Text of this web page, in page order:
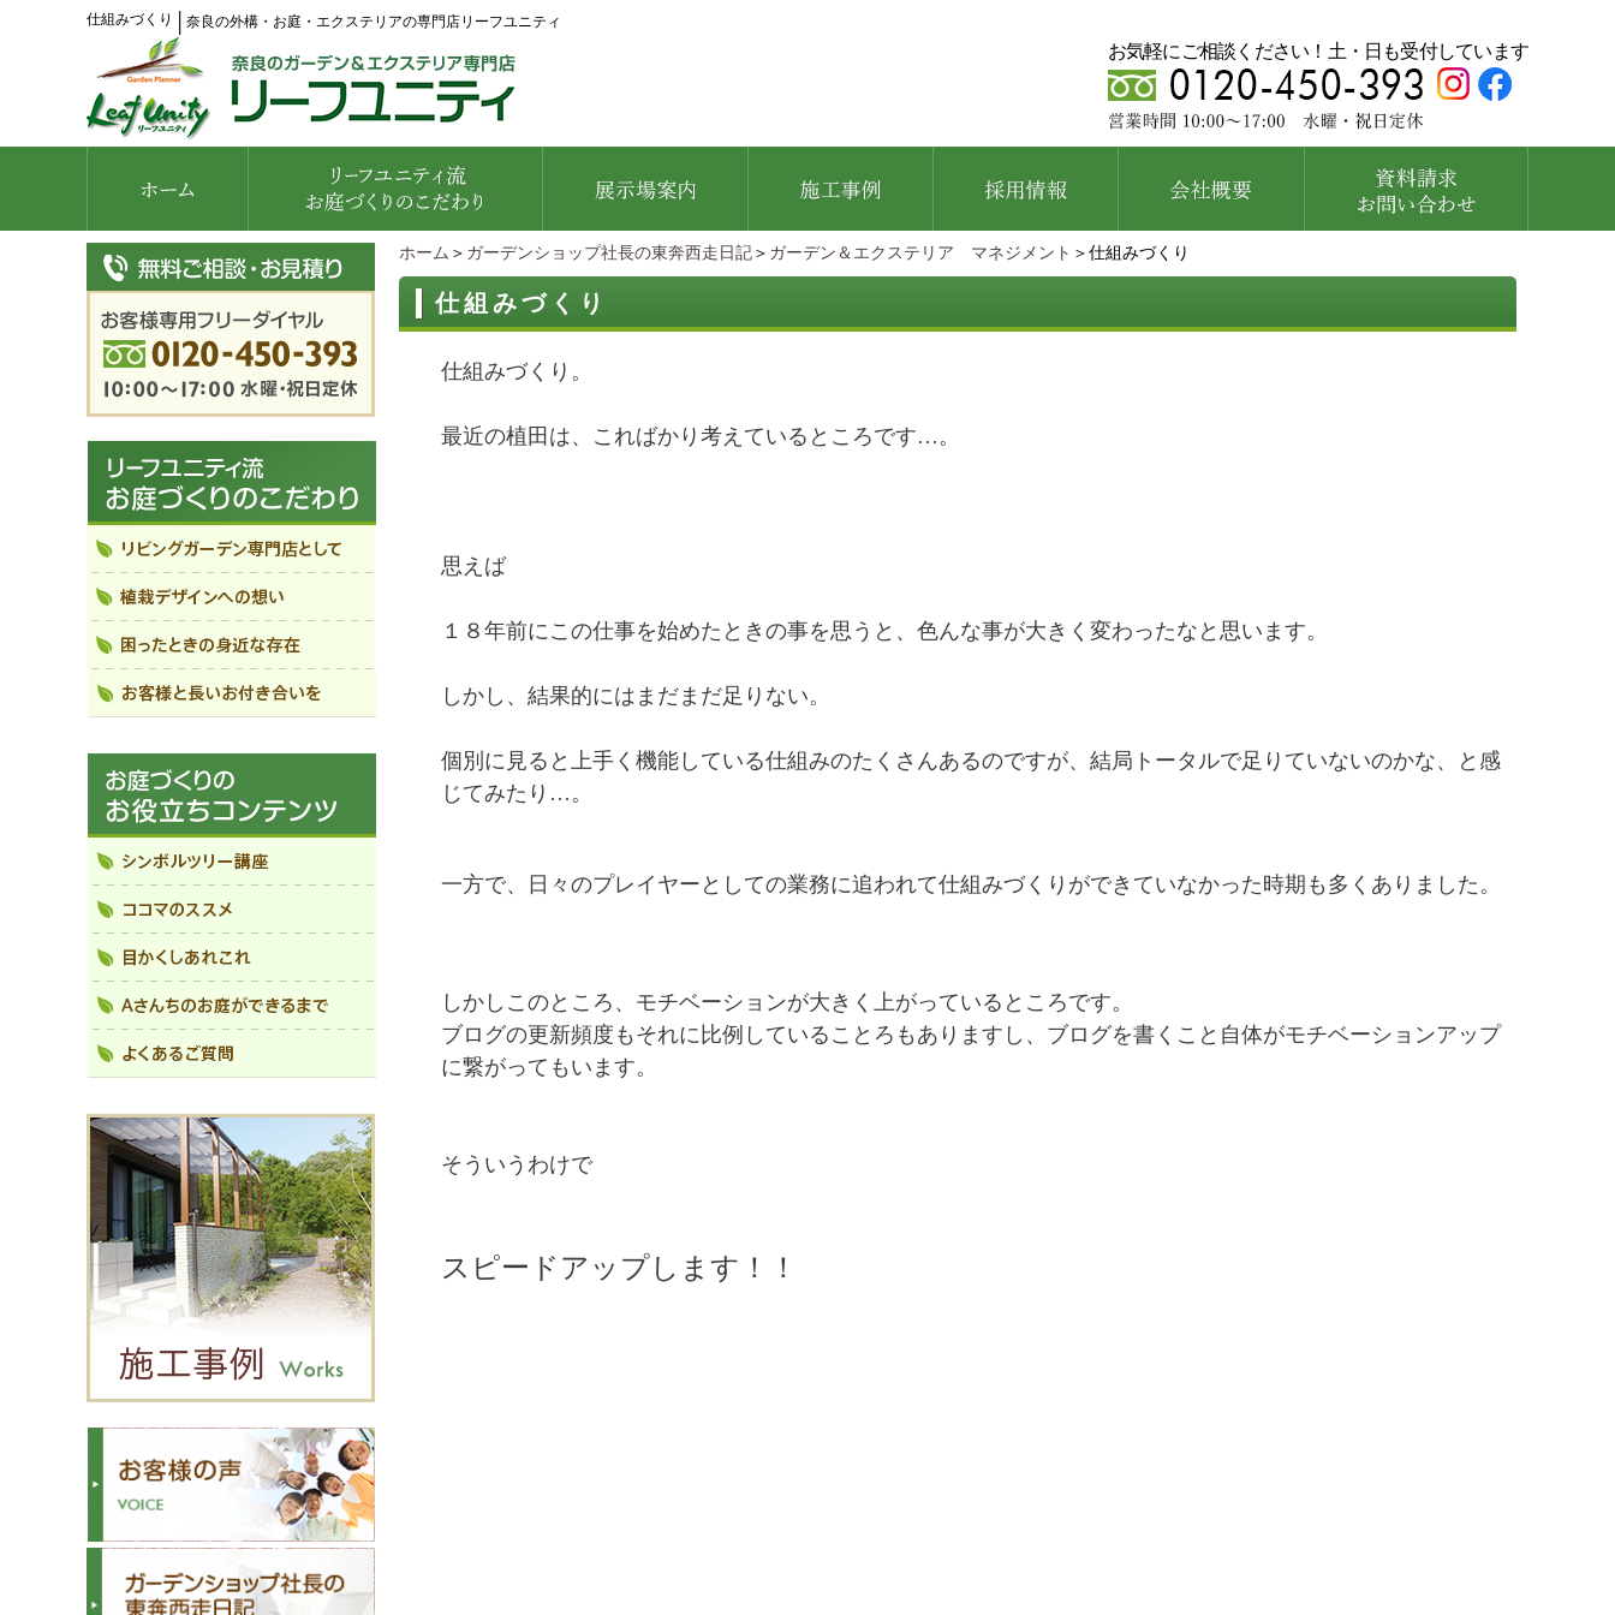
仕組みづくり 奈良の外構・お庭・エクステリアの専門店リーフユニティ
お気軽にご相談ください！土・日も受付しています
ホーム ＞ ガーデンショップ社長の東奔西走日記 ＞ ガーデン＆エクステリア マネジメント ＞仕組みづくり
仕組みづくり
仕組みづくり。
最近の植田は、こればかり考えているところです…。
思えば
１８年前にこの仕事を始めたときの事を思うと、色んな事が大きく変わったなと思います。
しかし、結果的にはまだまだ足りない。
個別に見ると上手く機能している仕組みのたくさんあるのですが、結局トータルで足りていないのかな、と感
じてみたり…。
一方で、日々のプレイヤーとしての業務に追われて仕組みづくりができていなかった時期も多くありました。
しかしこのところ、モチベーションが大きく上がっているところです。
ブログの更新頻度もそれに比例していることろもありますし、ブログを書くこと自体がモチベーションアップ
に繋がってもいます。
そういうわけで
スピードアップします！！